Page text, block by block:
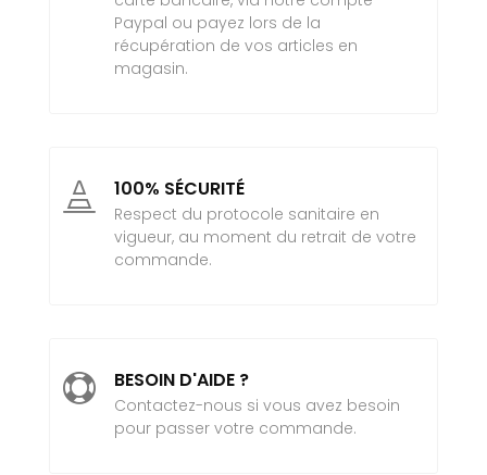
Paypal ou payez lors de la
récupération de vos articles en
magasin.
 100% SÉCURITÉ
Respect du protocole sanitaire en
vigueur, au moment du retrait de votre
commande.
 BESOIN D'AIDE ?
Contactez-nous si vous avez besoin
pour passer votre commande.